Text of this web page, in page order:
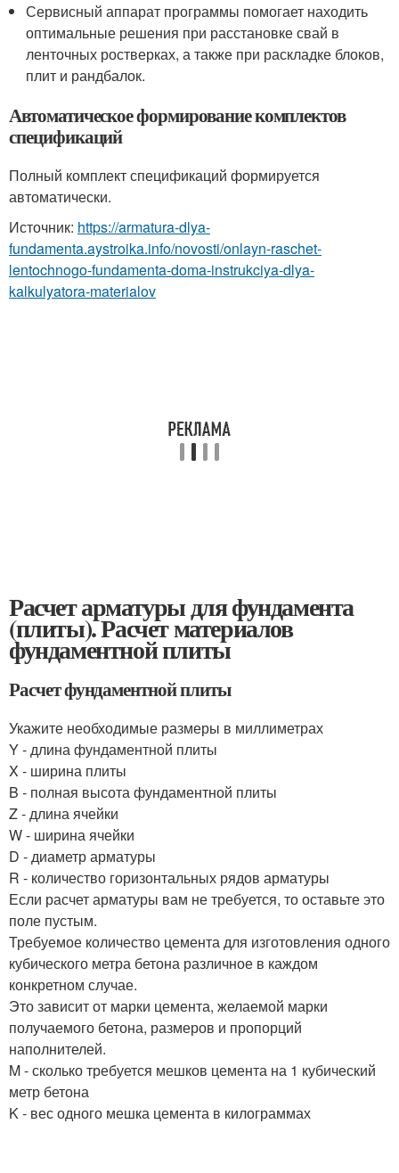
Сервисный аппарат программы помогает находить
оптимальные решения при расстановке свай в
ленточных ростверках, а также при раскладке блоков,
плит и рандбалок.
Автоматическое формирование комплектов
спецификаций
Полный комплект спецификаций формируется
автоматически.
Источник: https://armatura-dlya-
fundamenta.aystroika.info/novosti/onlayn-raschet-
lentochnogo-fundamenta-doma-instrukciya-dlya-
kalkulyatora-materialov
Расчет арматуры для фундамента
(плиты). Расчет материалов
фундаментной плиты
Расчет фундаментной плиты
Укажите необходимые размеры в миллиметрах
Y - длина фундаментной плиты
X - ширина плиты
B - полная высота фундаментной плиты
Z - длина ячейки
W - ширина ячейки
D - диаметр арматуры
R - количество горизонтальных рядов арматуры
Если расчет арматуры вам не требуется, то оставьте это
поле пустым.
Требуемое количество цемента для изготовления одного
кубического метра бетона различное в каждом
конкретном случае.
Это зависит от марки цемента, желаемой марки
получаемого бетона, размеров и пропорций
наполнителей.
M - сколько требуется мешков цемента на 1 кубический
метр бетона
K - вес одного мешка цемента в килограммах